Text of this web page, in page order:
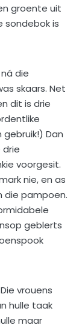
groente uit
sondebok is
die
skaars. Net
dit is drie
gebruik!) Dan
voorgesit.
nie, en as
die pampoen.
geblerts
vrouens
hulle taak
maar